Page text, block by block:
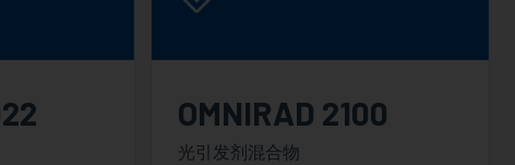
OMNIRAD 2100
光引发剂混合物